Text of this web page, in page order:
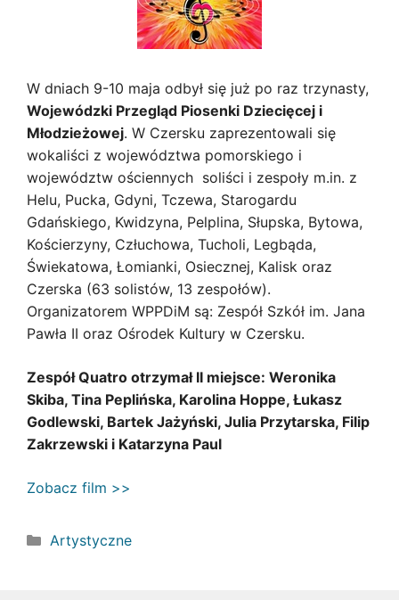
W dniach 9-10 maja odbył się już po raz trzynasty,
Wojewódzki Przegląd Piosenki Dziecięcej i
Młodzieżowej. W Czersku zaprezentowali się
wokaliści z województwa pomorskiego i
województw ościennych  soliści i zespoły m.in. z
Helu, Pucka, Gdyni, Tczewa, Starogardu
Gdańskiego, Kwidzyna, Pelplina, Słupska, Bytowa,
Kościerzyny, Człuchowa, Tucholi, Legbąda,
Świekatowa, Łomianki, Osiecznej, Kalisk oraz
Czerska (63 solistów, 13 zespołów).
Organizatorem WPPDiM są: Zespół Szkół im. Jana
Pawła II oraz Ośrodek Kultury w Czersku.
Zespół Quatro otrzymał II miejsce: Weronika
Skiba, Tina Peplińska, Karolina Hoppe, Łukasz
Godlewski, Bartek Jażyński, Julia Przytarska, Filip
Zakrzewski i Katarzyna Paul
Zobacz film >>
Kategorie
Artystyczne